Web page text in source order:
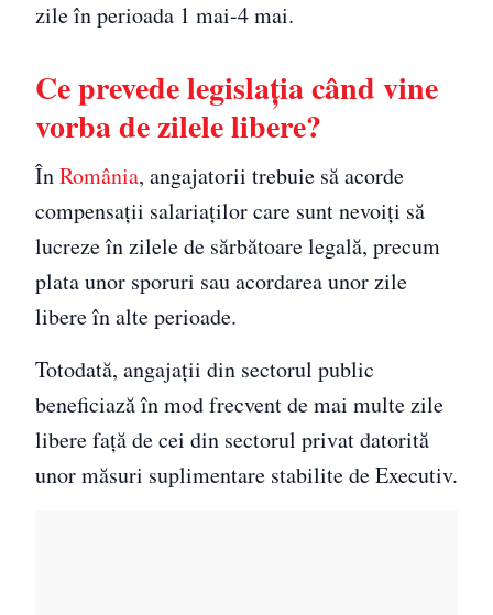
zile în perioada 1 mai-4 mai.
Ce prevede legislația când vine
vorba de zilele libere?
ÎnRomânia, angajatorii trebuie să acorde
compensații salariaților care sunt nevoiți să
lucreze în zilele de sărbătoare legală, precum
plata unor sporuri sau acordarea unor zile
libere în alte perioade.
Totodată, angajații din sectorul public
beneficiază în mod frecvent de mai multe zile
libere față de cei din sectorul privat datorită
unor măsuri suplimentare stabilite de Executiv.